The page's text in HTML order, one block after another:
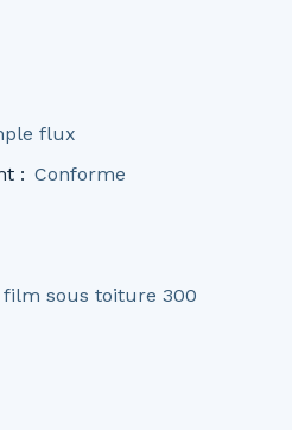
flux
: Conforme
film sous toiture 300